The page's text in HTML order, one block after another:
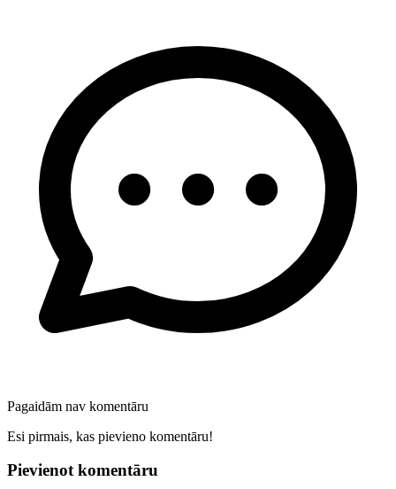
Pagaidām nav komentāru
Esi pirmais, kas pievieno komentāru!
Pievienot komentāru